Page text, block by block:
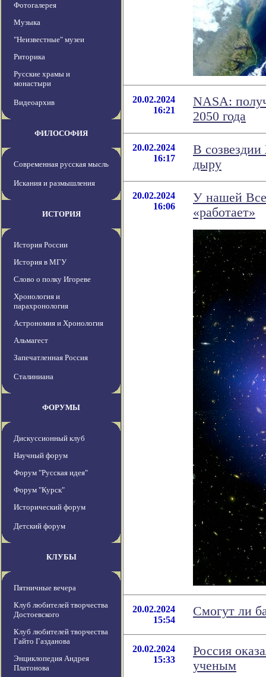
Фотогалерея
Музыка
"Неизвестные" музеи
Риторика
Русские храмы и
монастыри
Видеоархив
ФИЛОСОФИЯ
Современная русская мысль
Искания и размышления
ИСТОРИЯ
История России
История в МГУ
Слово о полку Игореве
Хронология и
парахронология
Астрономия и Хронология
Альмагест
Запечатленная Россия
Сталиниана
ФОРУМЫ
Дискуссионный клуб
Научный форум
Форум "Русская идея"
Форум "Курск"
Исторический форум
Детский форум
КЛУБЫ
Пятничные вечера
Клуб любителей творчества
Достоевского
Клуб любителей творчества
Гайто Газданова
Энциклопедия Андрея
Платонова
20.02.2024
16:21
NASA:
2050 года
20.02.2024
16:17
В
дыру
20.02.2024
16:06
У нашей
«работает»
20.02.2024
15:54
Смогут ли
20.02.2024
15:33
Россия
ученым